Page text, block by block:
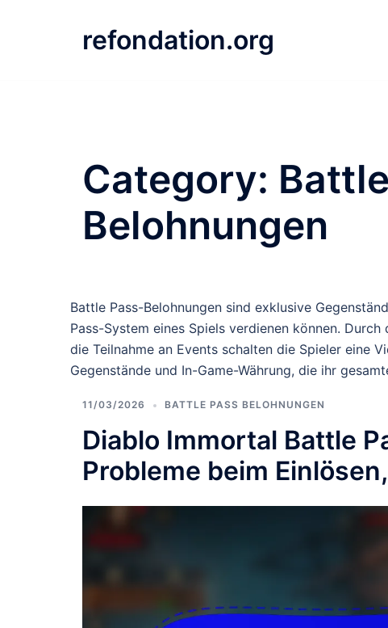
refondation.org
Category:
Belohnungen
Battle Pass-Belohnungen sind exklusive
Pass-System eines Spiels verdienen können.
die Teilnahme an Events schalten die Spieler eine
Gegenstände und In-Game-Währung, die ihr
11/03/2026 BATTLE PASS BELOHNUNGEN
Diablo Immortal Battle
Probleme beim